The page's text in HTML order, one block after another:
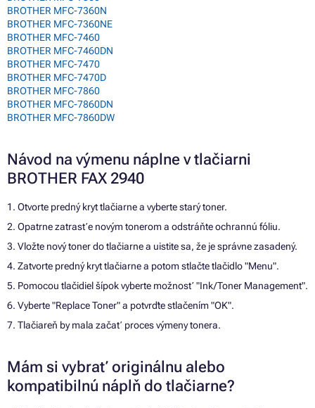
BROTHER MFC-7360N
BROTHER MFC-7360NE
BROTHER MFC-7460
BROTHER MFC-7460DN
BROTHER MFC-7470
BROTHER MFC-7470D
BROTHER MFC-7860
BROTHER MFC-7860DN
BROTHER MFC-7860DW
Návod na výmenu náplne v tlačiarni
BROTHER FAX 2940
1. Otvorte predný kryt tlačiarne a vyberte starý toner.
2. Opatrne zatrasťe novým tonerom a odstráňte ochrannú fóliu.
3. Vložte nový toner do tlačiarne a uistite sa, že je správne zasadený.
4. Zatvorte predný kryt tlačiarne a potom stlačte tlačidlo "Menu".
5. Pomocou tlačidiel šípok vyberte možnosť "Ink/Toner Management".
6. Vyberte "Replace Toner" a potvrďte stlačením "OK".
7. Tlačiareň by mala začať proces výmeny tonera.
Mám si vybrať originálnu alebo
kompatibilnú náplň do tlačiarne?